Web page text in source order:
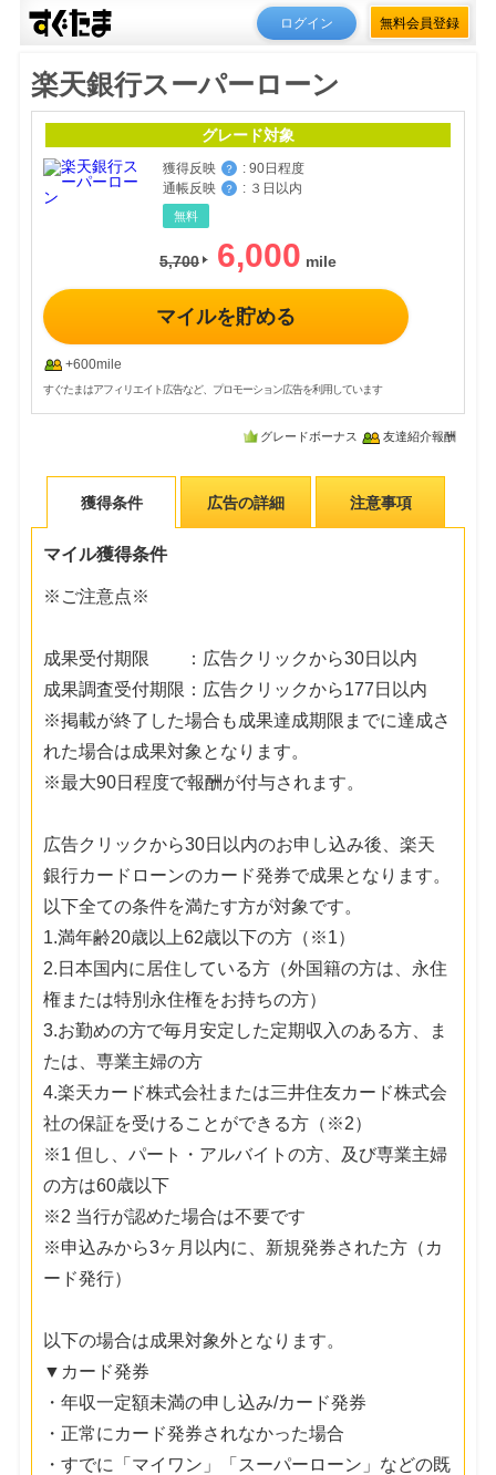
ログイン 無料会員登録
楽天銀行スーパーローン
グレード対象
獲得反映 ？ : 90日程度
通帳反映
？ : ３日以内
無料
5,700 6,000
マイルを貯める
+600mile
すぐたまはアフィリエイト広告など、プロモーション広告を利用しています
グレードボーナス 友達紹介報酬
獲得条件 広告の詳細 注意事項
マイル獲得条件
※ご注意点※
成果受付期限 ：広告クリックから30日以内
成果調査受付期限：広告クリックから177日以内
※掲載が終了した場合も成果達成期限までに達成さ
れた場合は成果対象となります。
※最大90日程度で報酬が付与されます。
広告クリックから30日以内のお申し込み後、楽天
銀行カードローンのカード発券で成果となります。
以下全ての条件を満たす方が対象です。
1.満年齢20歳以上62歳以下の方（※1）
2.日本国内に居住している方（外国籍の方は、永住
権または特別永住権をお持ちの方）
3.お勤めの方で毎月安定した定期収入のある方、ま
たは、専業主婦の方
4.楽天カード株式会社または三井住友カード株式会
社の保証を受けることができる方（※2）
※1 但し、パート・アルバイトの方、及び専業主婦
の方は60歳以下
※2 当行が認めた場合は不要です
※申込みから3ヶ月以内に、新規発券された方（カ
ード発行）
以下の場合は成果対象外となります。
▼カード発券
・年収一定額未満の申し込み/カード発券
・正常にカード発券されなかった場合
・すでに「マイワン」「スーパーローン」などの既